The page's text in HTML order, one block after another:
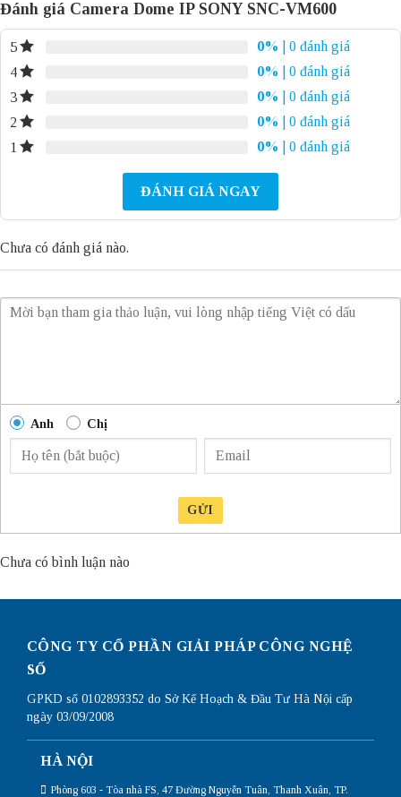
Đánh giá Camera Dome IP SONY SNC-VM600
5 0%
| 0 đánh giá
4
0%
| 0 đánh giá
3
0%
| 0 đánh giá
2
0%
| 0 đánh giá
1
0% | 0 đánh giá
ĐÁNH GIÁ NGAY
Chưa có đánh giá nào.
Anh Chị
GỬI
Chưa có bình luận nào
CÔNG TY CỔ PHẦN GIẢI PHÁP CÔNG NGHỆ
SỐ
GPKD số 0102893352 do Sở Kế Hoạch & Đầu Tư Hà Nội cấp
ngày 03/09/2008
HÀ NỘI
Phòng 603 - Tòa nhà FS, 47 Đường Nguyễn Tuân, Thanh Xuân, TP.